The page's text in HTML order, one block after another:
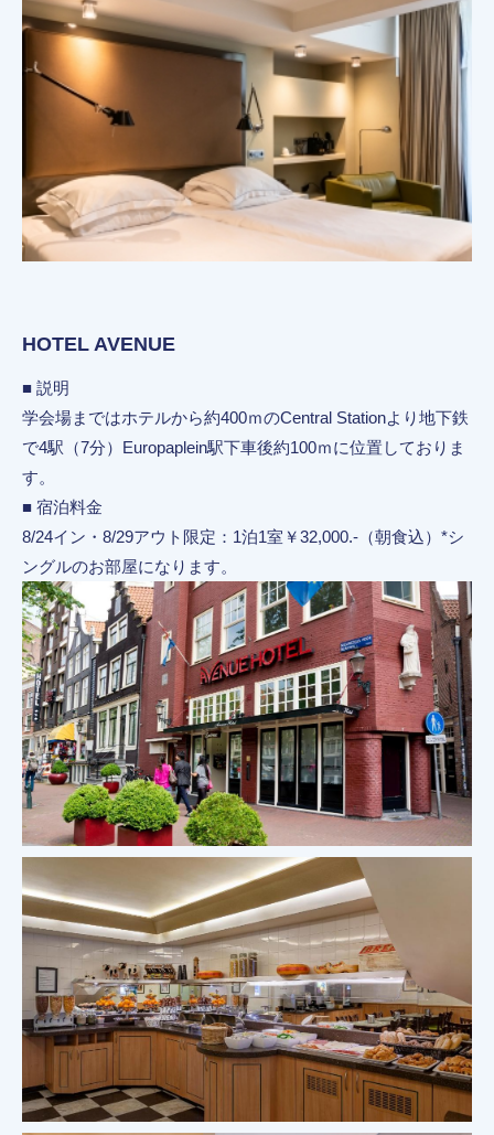
HOTEL AVENUE
■ 説明
学会場まではホテルから約400ｍのCentral Stationより地下鉄
で4駅（7分）Europaplein駅下車後約100ｍに位置しておりま
す。
■ 宿泊料金
8/24イン・8/29アウト限定：1泊1室￥32,000.-（朝食込）*シ
ングルのお部屋になります。